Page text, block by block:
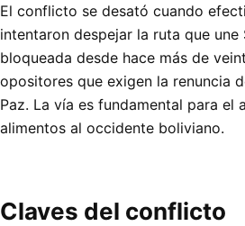
El conflicto se desató cuando
intentaron despejar la ruta que une
bloqueada desde hace más de
opositores que exigen la renuncia
Paz. La vía es fundamental para el
alimentos al occidente boliviano.
Claves del conflicto